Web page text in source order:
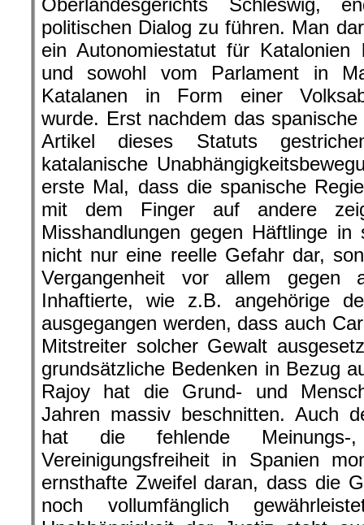
Oberlandesgerichts Schleswig,
politischen Dialog zu führen. Man
ein Autonomiestatut für Katalonien
und sowohl vom Parlament in
Katalanen in Form einer
wurde. Erst nachdem das
Artikel dieses Statuts
katalanische
erste Mal, dass die spanische
mit dem Finger auf andere
Misshandlungen gegen Häftlinge in
nicht nur eine reelle Gefahr dar,
Vergangenheit vor allem gegen
Inhaftierte, wie z.B. angehörige
ausgegangen werden, dass auch
Mitstreiter solcher Gewalt
grundsätzliche Bedenken in Bezug
Rajoy hat die Grund- und
Jahren massiv beschnitten. Auch
hat die fehlende Meinungs-,
Vereinigungsfreiheit in Spanien
ernsthafte Zweifel daran, dass die
noch vollumfänglich